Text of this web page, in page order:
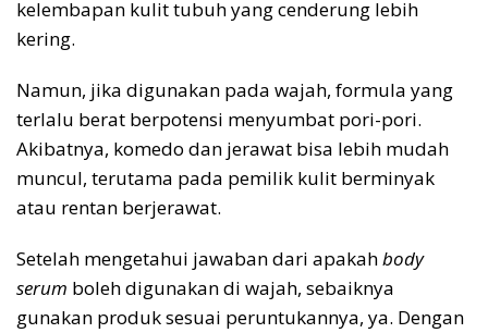
kelembapan kulit tubuh yang cenderung lebih
kering.
Namun, jika digunakan pada wajah, formula yang
terlalu berat berpotensi menyumbat pori-pori.
Akibatnya, komedo dan jerawat bisa lebih mudah
muncul, terutama pada pemilik kulit berminyak
atau rentan berjerawat.
Setelah mengetahui jawaban dari apakahbody
serum boleh digunakan di wajah, sebaiknya
gunakan produk sesuai peruntukannya, ya. Dengan